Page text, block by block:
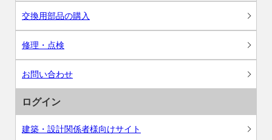
交換用部品の購入
修理・点検
お問い合わせ
ログイン
建築・設計関係者様向けサイト